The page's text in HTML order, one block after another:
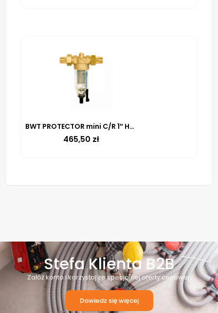
BWT PROTECTOR mini C/R 1″ HWS – filtr mechaniczny z płukaniem (100 µm)
465,50 zł
Stefa Klienta B2B
Załóż konto i korzystaj ze specjalnej oferty cenowej!
Dowiedz się więcej